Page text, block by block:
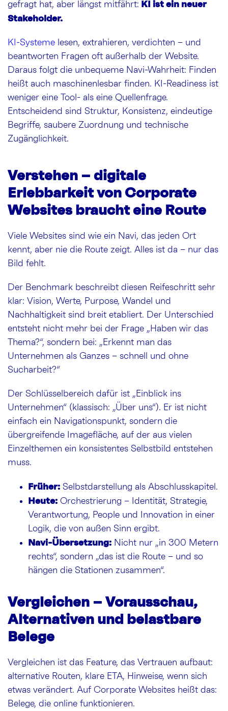
gefragt hat, aber längst mitfährt: KI ist ein neuer
Stakeholder.
KI-Systeme lesen, extrahieren, verdichten – und
beantworten Fragen oft außerhalb der Website.
Daraus folgt die unbequeme Navi-Wahrheit: Finden
heißt auch maschinenlesbar finden. KI-Readiness ist
weniger eine Tool- als eine Quellenfrage.
Entscheidend sind Struktur, Konsistenz, eindeutige
Begriffe, saubere Zuordnung und technische
Zugänglichkeit.
Verstehen – digitale
Erlebbarkeit von Corporate
Websites braucht eine Route
Viele Websites sind wie ein Navi, das jeden Ort
kennt, aber nie die Route zeigt. Alles ist da – nur das
Bild fehlt.
Der Benchmark beschreibt diesen Reifeschritt sehr
klar: Vision, Werte, Purpose, Wandel und
Nachhaltigkeit sind breit etabliert. Der Unterschied
entsteht nicht mehr bei der Frage „Haben wir das
Thema?“, sondern bei: „Erkennt man das
Unternehmen als Ganzes – schnell und ohne
Sucharbeit?“
Der Schlüsselbereich dafür ist „Einblick ins
Unternehmen“ (klassisch: „Über uns“). Er ist nicht
einfach ein Navigationspunkt, sondern die
übergreifende Imagefläche, auf der aus vielen
Einzelthemen ein konsistentes Selbstbild entstehen
muss.
Früher: Selbstdarstellung als Abschlusskapitel.
Heute: Orchestrierung – Identität, Strategie,
Verantwortung, People und Innovation in einer
Logik, die von außen Sinn ergibt.
Navi-Übersetzung: Nicht nur „in 300 Metern
rechts“, sondern „das ist die Route – und so
hängen die Stationen zusammen“.
Vergleichen – Vorausschau,
Alternativen und belastbare
Belege
Vergleichen ist das Feature, das Vertrauen aufbaut:
alternative Routen, klare ETA, Hinweise, wenn sich
etwas verändert. Auf Corporate Websites heißt das:
Belege, die online funktionieren.